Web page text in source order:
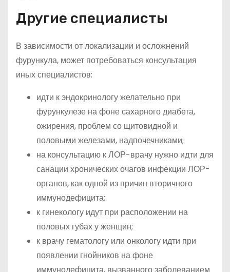
Другие специалисты
В зависимости от локализации и осложнений
фурункула, может потребоваться консультация
иных специалистов:
идти к эндокринологу желательно при
фурункулезе на фоне сахарного диабета,
ожирения, проблем со щитовидной и
половыми железами, надпочечниками;
на консультацию к ЛОР-врачу нужно идти для
санации хронических очагов инфекции ЛОР-
органов, как одной из причин вторичного
иммунодефицита;
к гинекологу идут при расположении на
половых губах у женщин;
к врачу гематологу или онкологу идти при
появлении гнойников на фоне